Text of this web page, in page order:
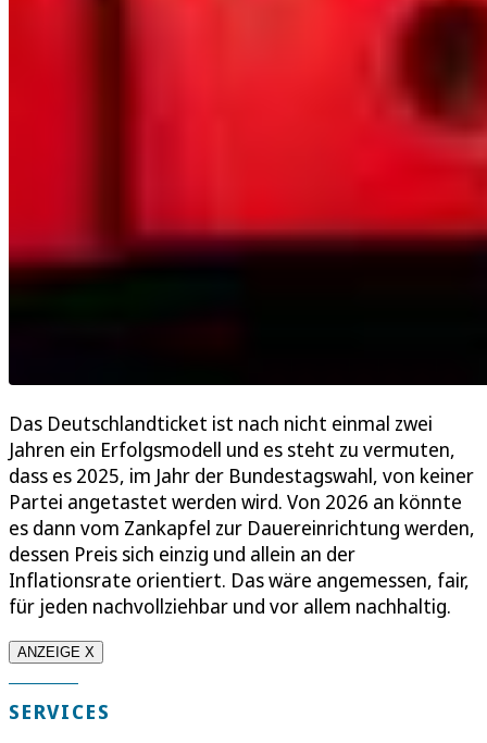
Das Deutschlandticket ist nach nicht einmal zwei
Jahren ein Erfolgsmodell und es steht zu vermuten,
dass es 2025, im Jahr der Bundestagswahl, von keiner
Partei angetastet werden wird. Von 2026 an könnte
es dann vom Zankapfel zur Dauereinrichtung werden,
dessen Preis sich einzig und allein an der
Inflationsrate orientiert. Das wäre angemessen, fair,
für jeden nachvollziehbar und vor allem nachhaltig.
ANZEIGE X
SERVICES